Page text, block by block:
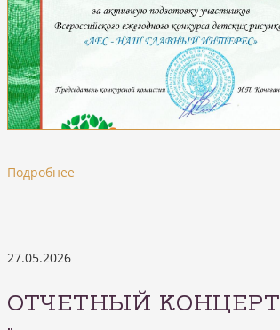
Подробнее
27.05.2026
ОТЧЕТНЫЙ КОНЦЕРТ